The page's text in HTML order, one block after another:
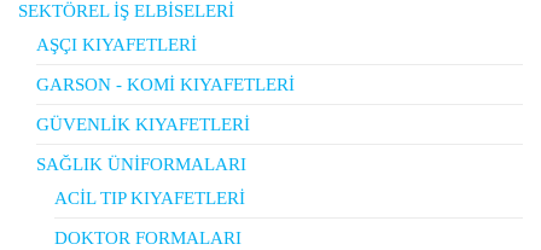
SEKTÖREL İŞ ELBİSELERİ
AŞÇI KIYAFETLERİ
GARSON - KOMİ KIYAFETLERİ
GÜVENLİK KIYAFETLERİ
SAĞLIK ÜNİFORMALARI
ACİL TIP KIYAFETLERİ
DOKTOR FORMALARI